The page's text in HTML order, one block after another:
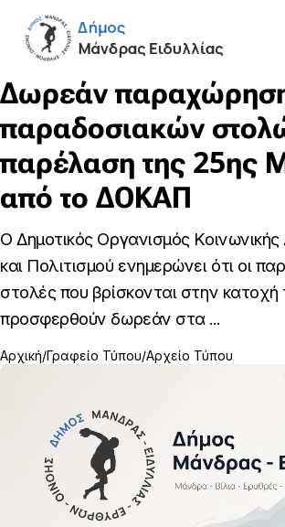
Δωρεάν
παραδοσιακών
παρέλαση της 25ης
από το ΔΟΚΑΠ
Ο Δημοτικός Οργανισμός
και Πολιτισμού ενημερώνει ότι οι
στολές που βρίσκονται στην κατοχή
προσφερθούν δωρεάν στα ...
Αρχική Γραφείο Τύπου Αρχείο Τύπου